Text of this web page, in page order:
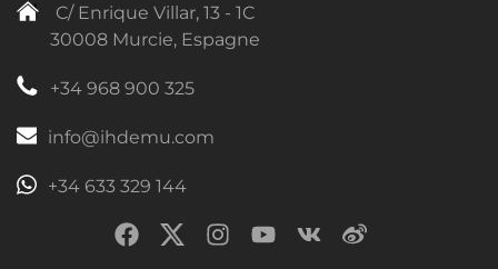
C/ Enrique Villar, 13 - 1C
30008 Murcie, Espagne
+34 968 900 325
info@ihdemu.com
+34 633 329 144